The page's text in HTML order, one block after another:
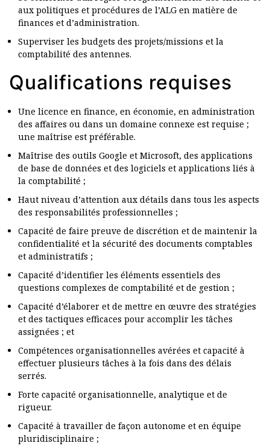
aux politiques et procédures de l’ALG en matière de
finances et d’administration.
Superviser les budgets des projets/missions et la
comptabilité des antennes.
Qualifications requises
Une licence en finance, en économie, en administration
des affaires ou dans un domaine connexe est requise ;
une maîtrise est préférable.
Maîtrise des outils Google et Microsoft, des applications
de base de données et des logiciels et applications liés à
la comptabilité ;
Haut niveau d’attention aux détails dans tous les aspects
des responsabilités professionnelles ;
Capacité de faire preuve de discrétion et de maintenir la
confidentialité et la sécurité des documents comptables
et administratifs ;
Capacité d’identifier les éléments essentiels des
questions complexes de comptabilité et de gestion ;
Capacité d’élaborer et de mettre en œuvre des stratégies
et des tactiques efficaces pour accomplir les tâches
assignées ; et
Compétences organisationnelles avérées et capacité à
effectuer plusieurs tâches à la fois dans des délais
serrés.
Forte capacité organisationnelle, analytique et de
rigueur.
Capacité à travailler de façon autonome et en équipe
pluridisciplinaire ;